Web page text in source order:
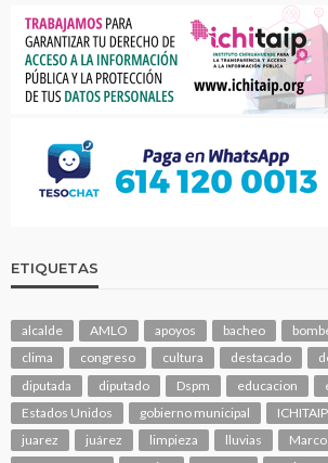
ETIQUETAS
alcalde AMLO apoyos bacheo
clima
congreso cultura destacado
diputada
diputado Dspm educacion
Estados Unidos
gobierno municipal ICHITAIP
juarez
juárez limpieza lluvias